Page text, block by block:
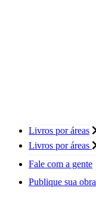
Livros por áreas
Livros por áreas
Fale com a gente
Publique sua obra